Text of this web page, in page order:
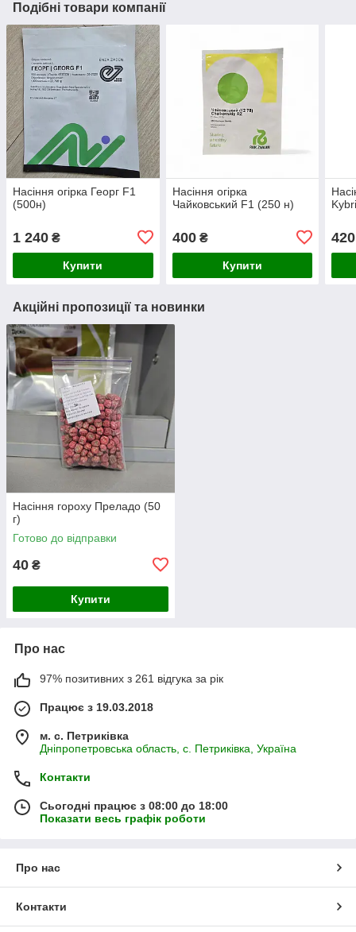
Подібні товари компанії
Насіння огірка Георг F1
(500н)
1 240 ₴
Купити
Насіння огірка
Чайковський F1 (250 н)
400₴
Купити
420
Акційні пропозиції та новинки
Насіння гороху Преладо (50
г)
Готово до відправки
40 ₴
Купити
Про нас
97% позитивних з 261 відгука за рік
Працює з 19.03.2018
м. с. Петриківка
Дніпропетровська область, с. Петриківка, Україна
Контакти
Сьогодні працює з 08:00 до 18:00
Показати весь графік роботи
Про нас
Контакти